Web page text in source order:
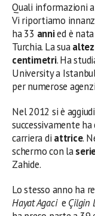
Quali informazioni
Vi riportiamo
ha 33 annied è
Turchia. La sua
centimetri. Ha
University a
per numerose
Nel 2012 si è
successivamente
carriera di attrice.
schermo con la
Zahide.
Lo stesso anno ha
Hayat Agaci e Çilgin